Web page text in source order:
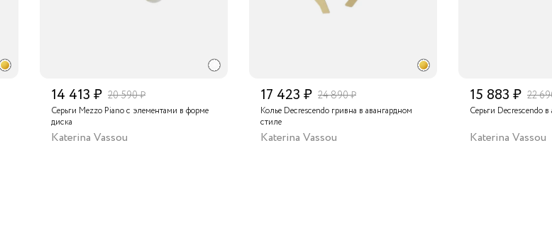
14 413 ₽ 20 590 ₽
Серьги Mezzo Piano с элементами в форме
диска
Katerina Vassou
17 423 ₽ 24 890 ₽
Колье Decrescendo гривна в авангардном
стиле
Katerina Vassou
15 883 ₽ 22
Серьги Decrescendo
Katerina Vassou